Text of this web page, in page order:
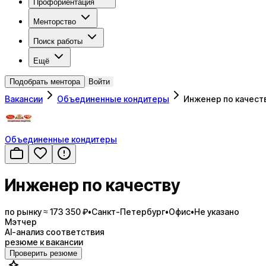
Профориентация
Менторство
Поиск работы
Ещё
Подобрать ментора Войти
Вакансии Объединенные кондитеры Инженер по
Объединенные кондитеры
Инженер по качеству
по рынку ≈ 173 350 ₽•Санкт-Петербург•Офис•Не указано
Мэтчер
AI-анализ соответствия
резюме к вакансии
Проверить резюме